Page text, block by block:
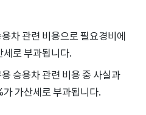
차 관련 비용으로 필요경비에
로 부과됩니다.
승용차 관련 비용 중 사실과
가산세로 부과됩니다.